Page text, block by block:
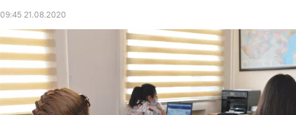
09:45 21.08.2020